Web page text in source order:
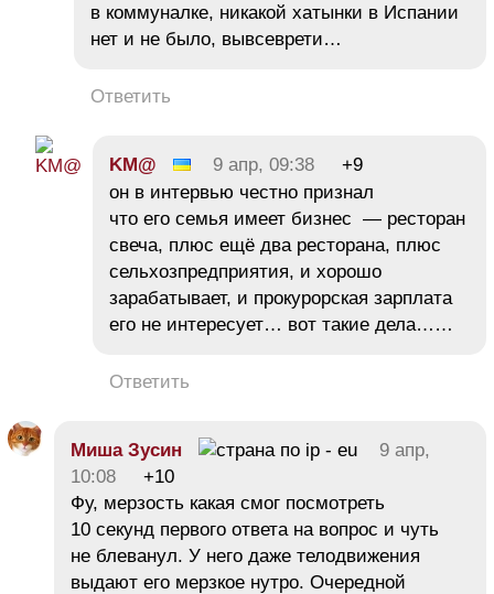
в коммуналке, никакой хатынки в Испании
нет и не было, вывсеврети…
Ответить
KM@ 9 апр, 09:38
+9
он в интервью честно признал
что его семья имеет бизнес — ресторан
свеча, плюс ещё два ресторана, плюс
сельхозпредприятия, и хорошо
зарабатывает, и прокурорская зарплата
его не интересует… вот такие дела……
Ответить
Миша Зусин
9 апр,
10:08
+10
Фу, мерзость какая смог посмотреть
10 секунд первого ответа на вопрос и чуть
не блеванул. У него даже телодвижения
выдают его мерзкое нутро. Очередной